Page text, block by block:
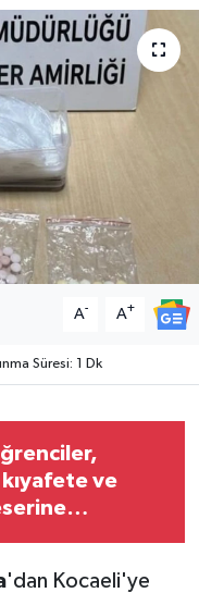
A- A+
Süresi: 1 Dk
kıyafete ve
'dan Kocaeli'ye